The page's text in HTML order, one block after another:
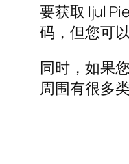
要获取 Ijul
码，但您可
同时，如果
周围有很多